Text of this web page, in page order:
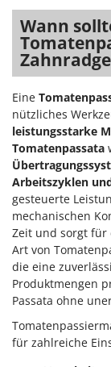
Wann
Eine
nützliches
leistungsstarke
Tomatenpassata
Arbeitszyklen
gesteuerte
mechanischen
Zeit und sorgt für
Art von
die eine
Produktmengen
Passata ohne
für zahlreiche